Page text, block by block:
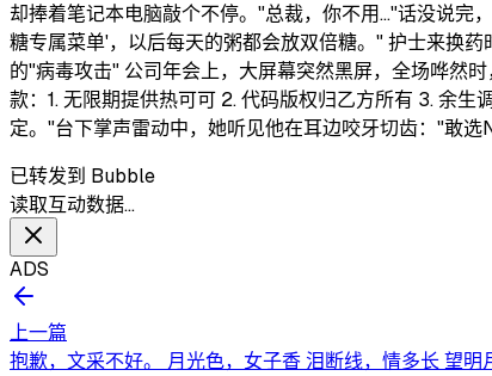
却捧着笔记本电脑敲个不停。"总裁，你不用..."话没说
糖专属菜单'，以后每天的粥都会放双倍糖。" 护士来换
的"病毒攻击" 公司年会上，大屏幕突然黑屏，全场哗然
款：1. 无限期提供热可可 2. 代码版权归乙方所有 3. 余
定。"台下掌声雷动中，她听见他在耳边咬牙切齿："敢
已转发到 Bubble
读取互动数据…
ADS
上一篇
抱歉，文采不好。 月光色，女子香 泪断线，情多长 望明